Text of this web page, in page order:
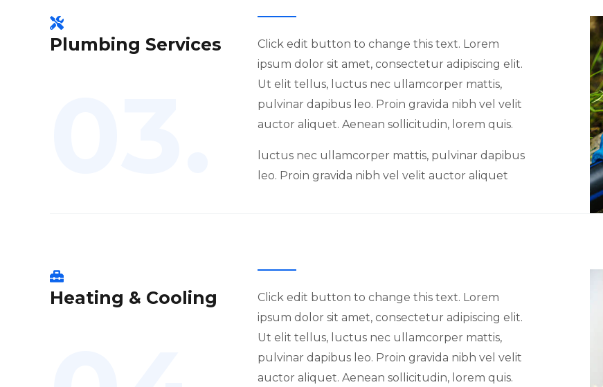
Plumbing Services
Click edit button to change this text. Lorem
ipsum dolor sit amet, consectetur adipiscing elit.
Ut elit tellus, luctus nec ullamcorper mattis,
pulvinar dapibus leo. Proin gravida nibh vel velit
auctor aliquet. Aenean sollicitudin, lorem quis.
luctus nec ullamcorper mattis, pulvinar dapibus
leo. Proin gravida nibh vel velit auctor aliquet
Heating & Cooling
Click edit button to change this text. Lorem
ipsum dolor sit amet, consectetur adipiscing elit.
Ut elit tellus, luctus nec ullamcorper mattis,
pulvinar dapibus leo. Proin gravida nibh vel velit
auctor aliquet. Aenean sollicitudin, lorem quis.